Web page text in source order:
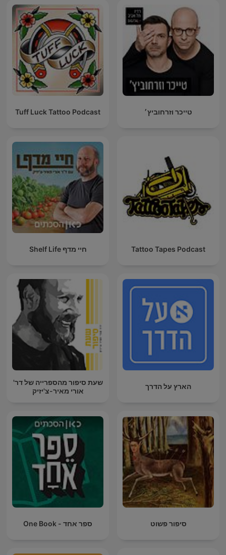
טייכר וזרחוביץ׳ Tuff Luck Tattoo Podcast
Tattoo Tapes Podcast חיי מדף Shelf Life
הארץ על הדרך
שעת סיפור מהספרייה של דר'
אורי מאיר-צ'יזיק
סיפור פשוט ספר אחד - One Book